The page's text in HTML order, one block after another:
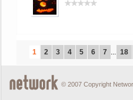
1 2 3 4 5 6 7 ... 18
© 2007 Copyright